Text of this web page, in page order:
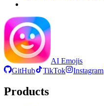
AI Emojis
GitHub
TikTok Instagram
Products